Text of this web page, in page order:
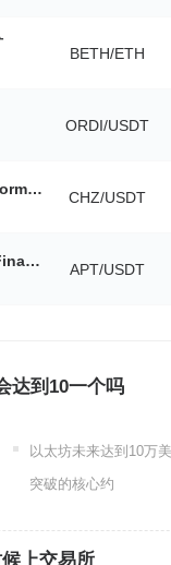
BETH/ETH
ORDI/USDT
Chiliz (Wormhole) CHZ/USDT
Apricot Finance APT/USDT
达到10一个吗
以太坊未来达到10万
突破的核心约
上交易所